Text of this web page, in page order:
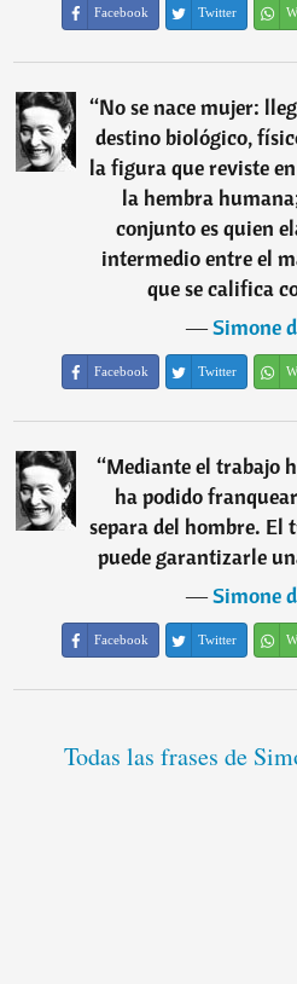
Facebook Twitter
“No se nace mujer:
destino biológico,
la figura que reviste
la hembra
conjunto es quien
intermedio entre el
que se califica
―Simone
Facebook Twitter
“Mediante el trabajo
ha podido
separa del hombre. El
puede garantizarle
―Simone
Facebook Twitter
Todas las frases de